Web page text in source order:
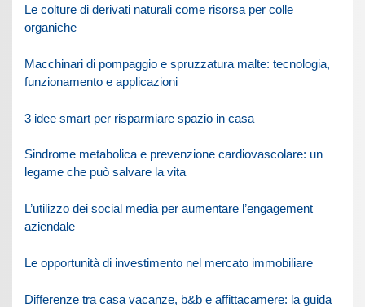
Le colture di derivati naturali come risorsa per colle
organiche
Macchinari di pompaggio e spruzzatura malte: tecnologia,
funzionamento e applicazioni
3 idee smart per risparmiare spazio in casa
Sindrome metabolica e prevenzione cardiovascolare: un
legame che può salvare la vita
L’utilizzo dei social media per aumentare l’engagement
aziendale
Le opportunità di investimento nel mercato immobiliare
Differenze tra casa vacanze, b&b e affittacamere: la guida